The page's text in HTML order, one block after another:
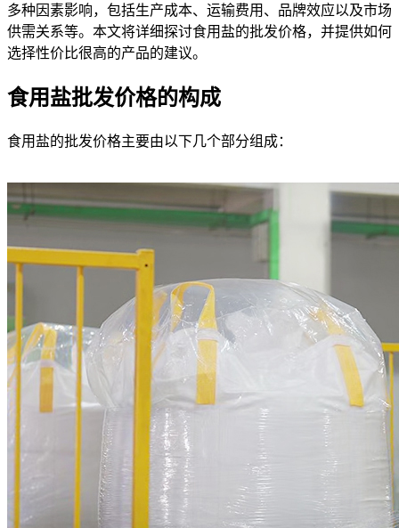
多种因素影响，包括生产成本、运输费用、品牌效应以及市场
供需关系等。本文将详细探讨食用盐的批发价格，并提供如何
选择性价比很高的产品的建议。
食用盐批发价格的构成
食用盐的批发价格主要由以下几个部分组成：